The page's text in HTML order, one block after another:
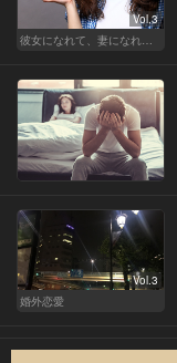
Vol.3
彼女になれて、妻になれない
Vol.3
婚外恋愛